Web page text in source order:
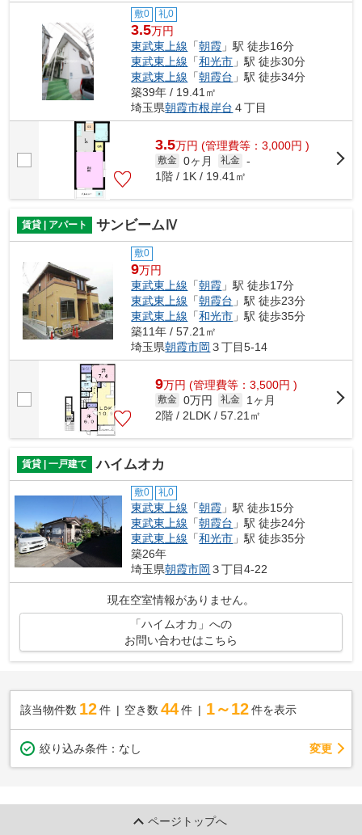
敷0 礼0
3.5万円
東武東上線 「朝霞 」駅 徒歩16分
東武東上線 「和光市 」駅 徒歩30分
東武東上線 「朝霞台 」駅 徒歩34分
築39年 / 19.41㎡
埼玉県朝霞市根岸台 ４丁目
3.5万円 (管理費等：3,000円 )
敷金 0ヶ月 礼金 -
1階 / 1K / 19.41㎡
賃貸 | アパート サンビームⅣ
敷0
9万円
東武東上線 「朝霞 」駅 徒歩17分
東武東上線 「朝霞台 」駅 徒歩23分
東武東上線 「和光市 」駅 徒歩35分
築11年 / 57.21㎡
埼玉県朝霞市岡 ３丁目5-14
9万円 (管理費等：3,500円 )
敷金 0万円 礼金
1ヶ月
2階 / 2LDK / 57.21㎡
賃貸 | 一戸建て ハイムオカ
敷0 礼0
東武東上線 「朝霞 」駅 徒歩15分
東武東上線 「朝霞台 」駅 徒歩24分
東武東上線 「和光市 」駅 徒歩35分
築26年
埼玉県朝霞市岡 ３丁目4-22
現在空室情報がありません。
「ハイムオカ」への
お問い合わせはこちら
該当物件数 12件 空き数 44 件 1～12 件を表示
絞り込み条件： なし 変更
ページトップへ